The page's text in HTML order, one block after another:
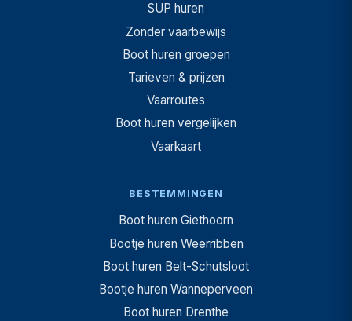
SUP huren
Zonder vaarbewijs
Boot huren groepen
Tarieven & prijzen
Vaarroutes
Boot huren vergelijken
Vaarkaart
BESTEMMINGEN
Boot huren Giethoorn
Bootje huren Weerribben
Boot huren Belt-Schutsloot
Bootje huren Wanneperveen
Boot huren Drenthe